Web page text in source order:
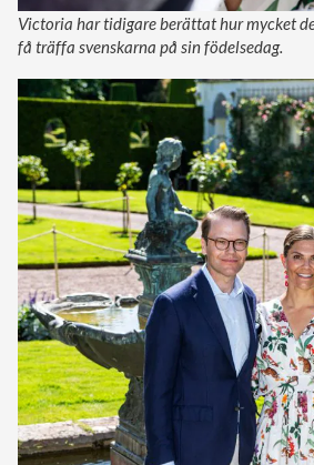
Victoria har tidigare berättat hur mycket
få träffa svenskarna på sin födelsedag.